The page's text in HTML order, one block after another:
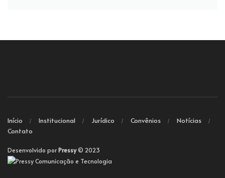
Início Institucional Jurídico Convênios
Notícias
Contato
Desenvolvido porPressy© 2023